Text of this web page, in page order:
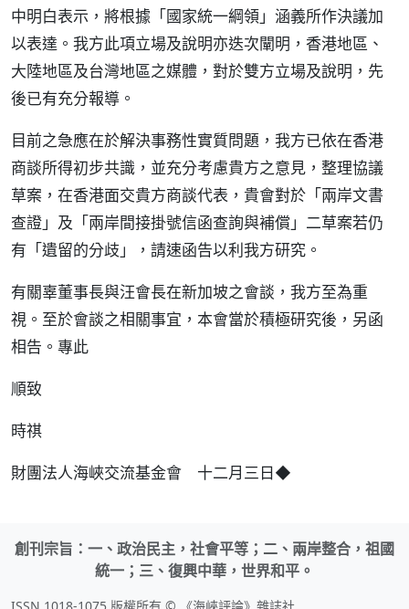
中明白表示，將根據「國家統一綱領」涵義所作決議加
以表達。我方此項立場及說明亦迭次闡明，香港地區、
大陸地區及台灣地區之媒體，對於雙方立場及說明，先
後已有充分報導。
目前之急應在於解決事務性實質問題，我方已依在香港
商談所得初步共識，並充分考慮貴方之意見，整理協議
草案，在香港面交貴方商談代表，貴會對於「兩岸文書
查證」及「兩岸間接掛號信函查詢與補償」二草案若仍
有「遺留的分歧」，請速函告以利我方研究。
有關辜董事長與汪會長在新加坡之會談，我方至為重
視。至於會談之相關事宜，本會當於積極研究後，另函
相告。專此
順致
時祺
財團法人海峽交流基金會 十二月三日◆
創刊宗旨：一、政治民主，社會平等；二、兩岸整合，祖國
統一；三、復興中華，世界和平。